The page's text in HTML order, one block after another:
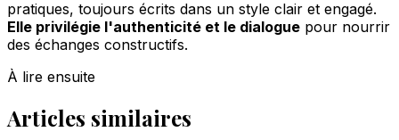
pratiques, toujours écrits dans un style clair et engagé.
Elle privilégie l'authenticité et le dialogue pour nourrir
des échanges constructifs.
À lire ensuite
Articles similaires